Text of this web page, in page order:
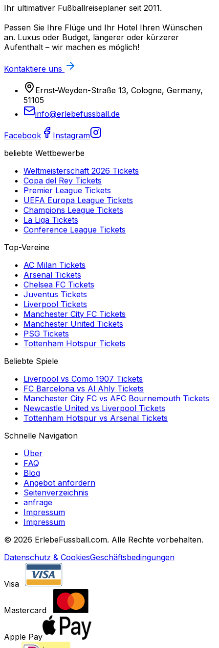
Ihr ultimativer Fußballreiseplaner seit 2011.
Passen Sie Ihre Flüge und Ihr Hotel Ihren Wünschen
an. Luxus oder Budget, längerer oder kürzerer
Aufenthalt – wir machen es möglich!
Kontaktiere uns
Ernst-Weyden-Straße 13, Cologne, Germany,
51105
info@erlebefussball.de
Facebook
Instagram
beliebte Wettbewerbe
Weltmeisterschaft 2026 Tickets
Copa del Rey Tickets
Premier League Tickets
UEFA Europa League Tickets
Champions League Tickets
La Liga Tickets
Conference League Tickets
Top-Vereine
AC Milan Tickets
Arsenal Tickets
Chelsea FC Tickets
Juventus Tickets
Liverpool Tickets
Manchester City FC Tickets
Manchester United Tickets
PSG Tickets
Tottenham Hotspur Tickets
Beliebte Spiele
Liverpool vs Como 1907 Tickets
FC Barcelona vs Al Ahly Tickets
Manchester City FC vs AFC Bournemouth Tickets
Newcastle United vs Liverpool Tickets
Tottenham Hotspur vs Arsenal Tickets
Schnelle Navigation
Über
FAQ
Blog
Angebot anfordern
Seitenverzeichnis
anfrage
Impressum
Impressum
© 2026 ErlebeFussball.com. Alle Rechte vorbehalten.
Datenschutz & CookiesGeschäftsbedingungen
Visa
Mastercard
Apple Pay